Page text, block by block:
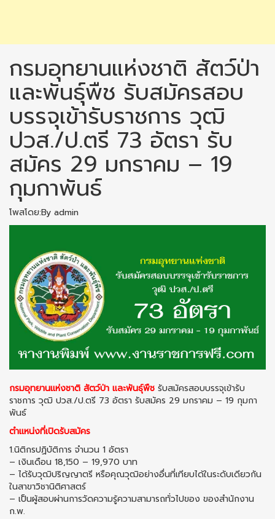
กรมอุทยานแห่งชาติ สัตว์ป่า
และพันธุ์พืช รับสมัครสอบ
บรรจุเข้ารับราชการ วุฒิ
ปวส./ป.ตรี 73 อัตรา รับ
สมัคร 29 มกราคม – 19
กุมกาพันธ์
โพสโดย:By admin
กรมอุทยานแห่งชาติ สัตว์ป่า และพันธุ์พืช รับสมัครสอบบรรจุเข้ารับ
ราชการ วุฒิ ปวส./ป.ตรี 73 อัตรา รับสมัคร 29 มกราคม – 19 กุมกา
พันธ์
ตำแหน่งที่เปิดรับสมัคร
1.นิติกรปฏิบัติการ จำนวน 1 อัตรา
– เงินเดือน 18,150 – 19,970 บาท
– ได้รับวุฒิปริญญาตรี หรือคุณวุฒิอย่างอื่นที่เทียบได้ในระดับเดียวกัน
ในสาขาวิชานิติศาสตร์
– เป็นผู้สอบผ่านการวัดความรู้ความสามารถทั่วไปของ ของสำนักงาน
ก.พ.